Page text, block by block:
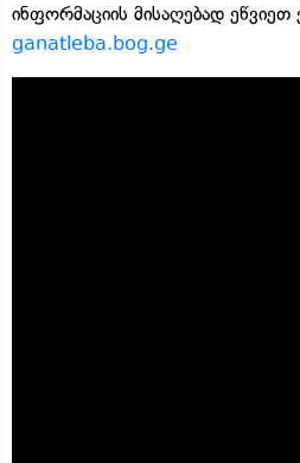
ინფორმაციის მისაღებად ეწვიეთ
ganatleba.bog.ge